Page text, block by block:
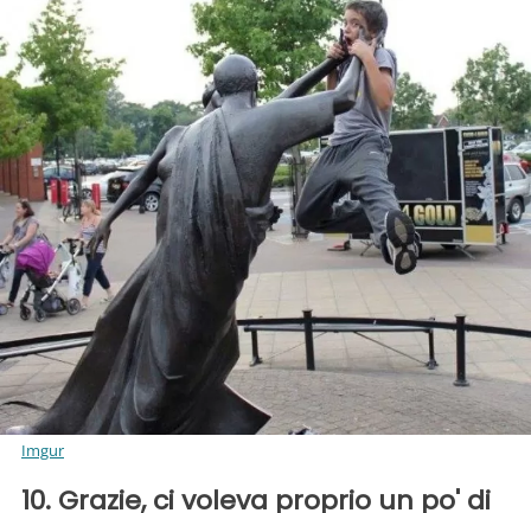
Imgur
10. Grazie, ci voleva proprio un po' di